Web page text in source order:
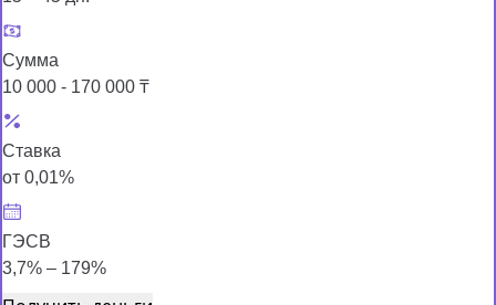
Сумма
10 000 - 170 000 ₸
Ставка
от 0,01%
ГЭСВ
3,7% – 179%